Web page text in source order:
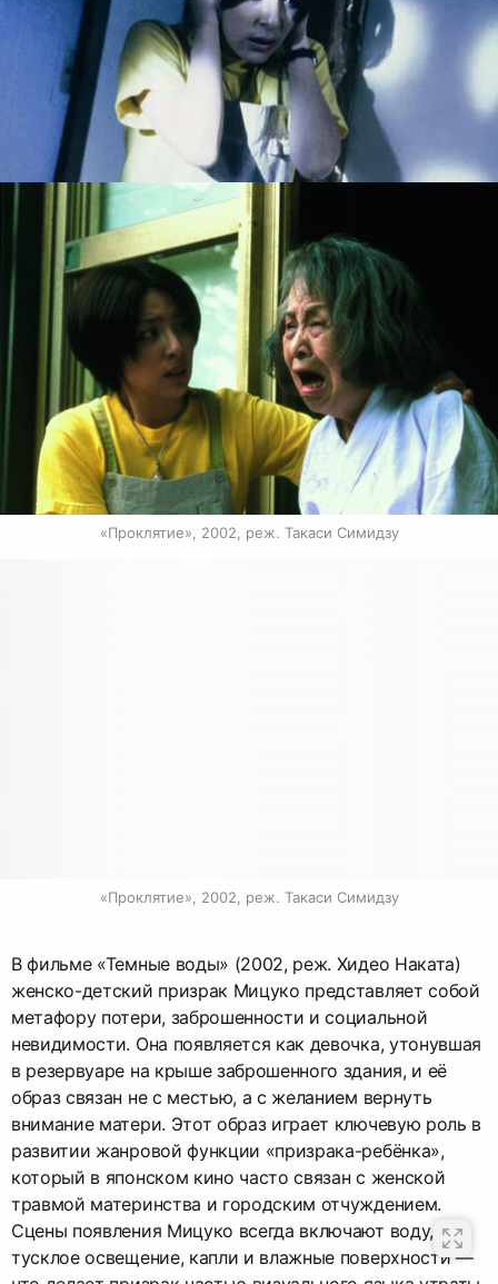
«Проклятие», 2002, реж. Такаси Симидзу
«Проклятие», 2002, реж. Такаси Симидзу
В фильме «Темные воды» (2002, реж. Хидео Наката)
женско-детский призрак Мицуко представляет собой
метафору потери, заброшенности и социальной
невидимости. Она появляется как девочка, утонувшая
в резервуаре на крыше заброшенного здания, и её
образ связан не с местью, а с желанием вернуть
внимание матери. Этот образ играет ключевую роль в
развитии жанровой функции «призрака-ребёнка»,
который в японском кино часто связан с женской
травмой материнства и городским отчуждением.
Сцены появления Мицуко всегда включают воду,
тусклое освещение, капли и влажные поверхности —